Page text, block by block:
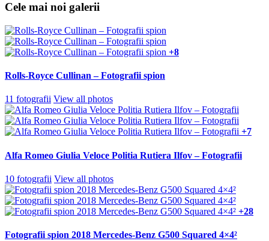
Cele mai noi galerii
+8
Rolls-Royce Cullinan – Fotografii spion
11 fotografii View all photos
+7
Alfa Romeo Giulia Veloce Politia Rutiera Ilfov – Fotografii
10 fotografii View all photos
+28
Fotografii spion 2018 Mercedes-Benz G500 Squared 4×4²